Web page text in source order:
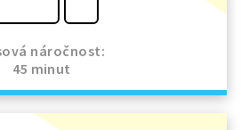
náročnost:
45 minut